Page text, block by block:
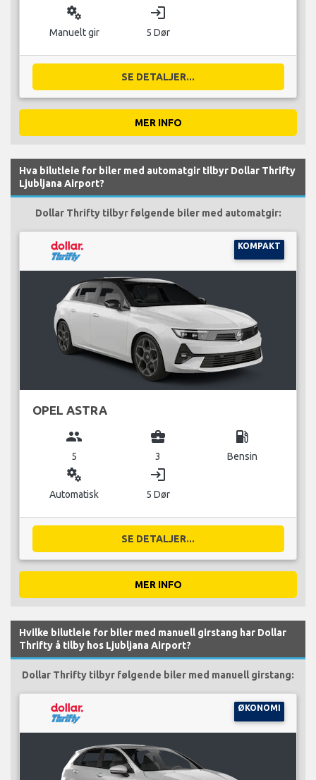
miscellaneous_services
Manuelt gir
login
5 Dør
SE DETALJER...
MER INFO
Hva bilutleie for biler med automatgir tilbyr Dollar Thrifty
Ljubljana Airport?
Dollar Thrifty tilbyr følgende biler med automatgir:
KOMPAKT
OPEL ASTRA
group
5
business_center
3
local_gas_station
Bensin
miscellaneous_services
Automatisk
login
5 Dør
SE DETALJER...
MER INFO
Hvilke bilutleie for biler med manuell girstang har Dollar
Thrifty å tilby hos Ljubljana Airport?
Dollar Thrifty tilbyr følgende biler med manuell girstang:
ØKONOMI